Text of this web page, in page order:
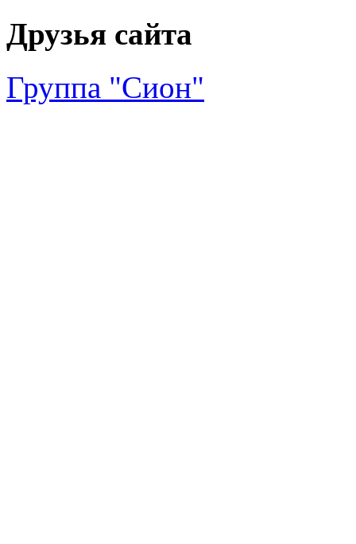
Друзья сайта
Группа "Сион"